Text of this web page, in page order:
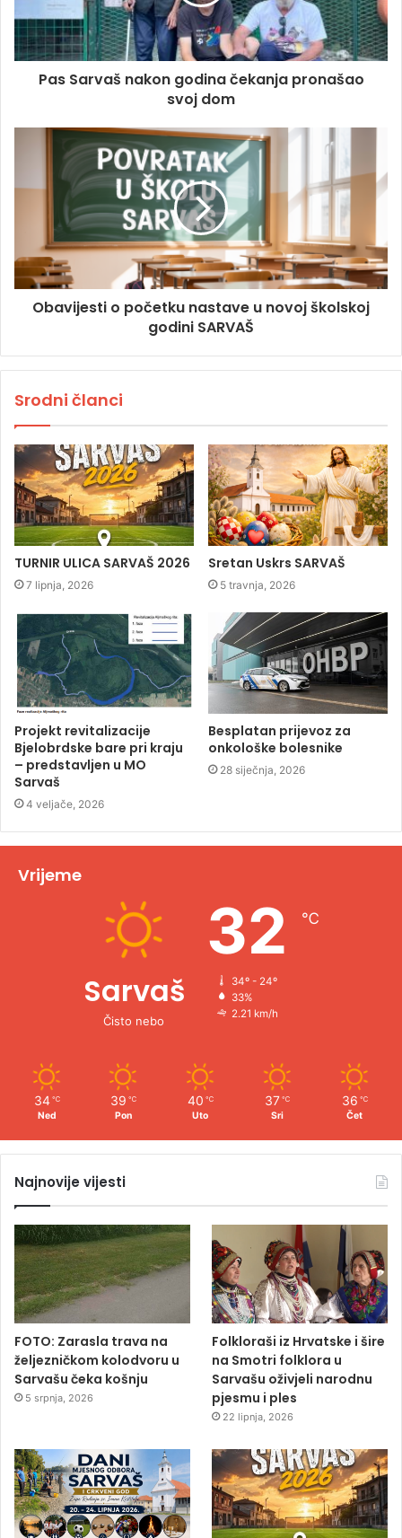
Pas Sarvaš nakon godina čekanja pronašao
svoj dom
Obavijesti o početku nastave u novoj školskoj
godini SARVAŠ
Srodni članci
TURNIR ULICA SARVAŠ 2026
7 lipnja, 2026
Sretan Uskrs SARVAŠ
5 travnja, 2026
Projekt revitalizacije
Bjelobrdske bare pri kraju
– predstavljen u MO
Sarvaš
4 veljače, 2026
Besplatan prijevoz za
onkološke bolesnike
28 siječnja, 2026
Vrijeme
Sarvaš
Čisto nebo
32 ℃
34º - 24º
33%
2.21 km/h
34 ℃
Ned
39 ℃
Pon
40 ℃
Uto
37 ℃
Sri
36 ℃
Čet
Najnovije vijesti
FOTO: Zarasla trava na
željezničkom kolodvoru u
Sarvašu čeka košnju
5 srpnja, 2026
Folkloraši iz Hrvatske i šire
na Smotri folklora u
Sarvašu oživjeli narodnu
pjesmu i ples
22 lipnja, 2026